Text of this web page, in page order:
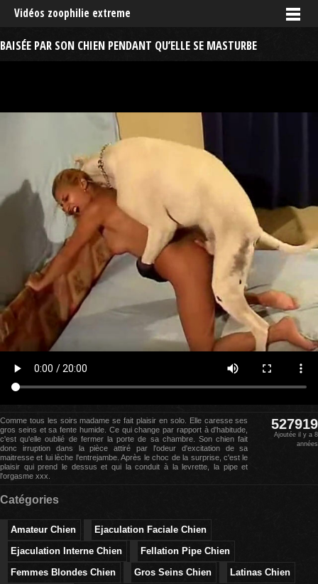
Vidéos zoophilie extreme
BAISÉE PAR SON CHIEN PENDANT QU’ELLE SE MASTURBE
Comme tous les soirs madame se fait plaisir en solo. Elle caresse ses
gros seins et sa fente humide. Ce qui change par rapport à d'habitude,
c'est qu'elle oublié de fermer la porte de sa chambre. Son chien fait
donc irruption dans la pièce attiré par l'odeur d'excitation de sa
maitresse et lui lèche l'entrejambe. Après le choc de la surprise, c'est le
plaisir qui prend le dessus et qui la conduit à la levrette, la pipe et
l'orgasme xxx.
527919
Ajoutée il y a 8
années
Catégories
Amateur Chien
Ejaculation Faciale Chien
Ejaculation Interne Chien
Fellation Pipe Chien
Femmes Blondes Chien
Gros Seins Chien
Latinas Chien